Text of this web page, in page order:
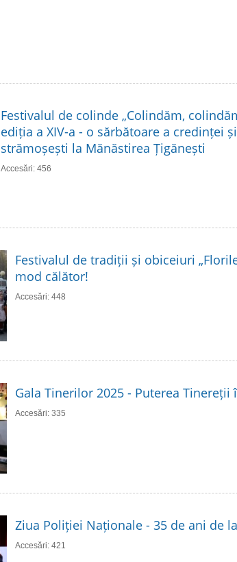
Festivalul de colinde „Colindăm,
ediția a XIV-a - o sărbătoare a credinței
strămoșești la Mănăstirea Țigănești
Accesări: 456
Festivalul de tradiții și obiceiuri
mod călător!
Accesări: 448
Gala Tinerilor 2025 - Puterea Tinereții
Accesări: 335
Ziua Poliției Naționale - 35 de ani de
Accesări: 421